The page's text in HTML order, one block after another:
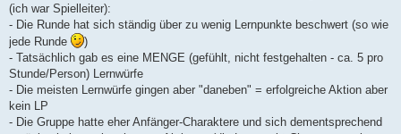
(ich war Spielleiter):
- Die Runde hat sich ständig über zu wenig Lernpunkte beschwert (so wie
jede Runde
)
- Tatsächlich gab es eine MENGE (gefühlt, nicht festgehalten - ca. 5 pro
Stunde/Person) Lernwürfe
- Die meisten Lernwürfe gingen aber "daneben" = erfolgreiche Aktion aber
kein LP
- Die Gruppe hatte eher Anfänger-Charaktere und sich dementsprechend